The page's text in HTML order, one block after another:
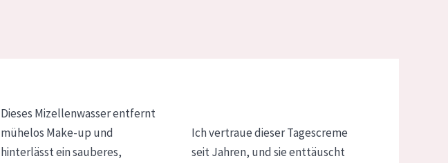
Dieses Mizellenwasser entfernt
mühelos Make-up und
hinterlässt ein sauberes,
Ich vertraue dieser Tagescreme
seit Jahren, und sie enttäuscht